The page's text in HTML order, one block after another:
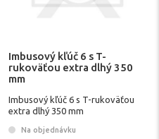
Imbusový kľúč 6 s T-
rukoväťou extra dlhý 350
mm
Imbusový kľúč 6 s T-rukoväťou
extra dlhý 350 mm
Na objednávku